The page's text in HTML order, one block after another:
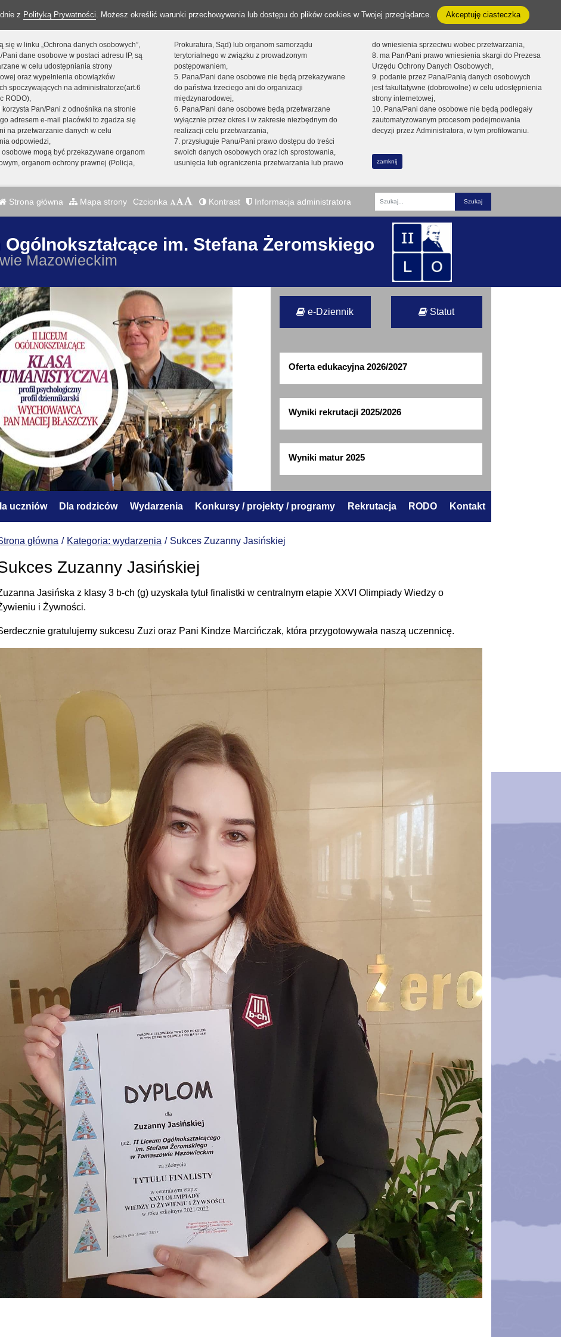
z Polityką Prywatności. Możesz określić warunki przechowywania lub dostępu do plików cookies w Twojej przeglądarce. Akceptuję ciasteczka
się w linku „Ochrona danych osobowych”,
Pani dane osobowe w postaci adresu IP, są
w celu udostępniania strony
oraz wypełnienia obowiązków
spoczywających na administratorze(art.6
RODO),
korzysta Pan/Pani z odnośnika na stronie
adresem e-mail placówki to zgadza się
na przetwarzanie danych w celu
odpowiedzi,
osobowe mogą być przekazywane organom
organom ochrony prawnej (Policja,
Prokuratura, Sąd) lub organom samorządu
terytorialnego w związku z prowadzonym
postępowaniem,
5. Pana/Pani dane osobowe nie będą przekazywane
do państwa trzeciego ani do organizacji
międzynarodowej,
6. Pana/Pani dane osobowe będą przetwarzane
wyłącznie przez okres i w zakresie niezbędnym do
realizacji celu przetwarzania,
7. przysługuje Panu/Pani prawo dostępu do treści
swoich danych osobowych oraz ich sprostowania,
usunięcia lub ograniczenia przetwarzania lub prawo
do wniesienia sprzeciwu wobec przetwarzania,
8. ma Pan/Pani prawo wniesienia skargi do Prezesa
Urzędu Ochrony Danych Osobowych,
9. podanie przez Pana/Panią danych osobowych
jest fakultatywne (dobrowolne) w celu udostępnienia
strony internetowej,
10. Pana/Pani dane osobowe nie będą podlegały
zautomatyzowanym procesom podejmowania
decyzji przez Administratora, w tym profilowaniu.
zamknij
Strona główna Mapa strony Czcionka Kontrast Informacja administratora
Fraza
Ogólnokształcące im. Stefana Żeromskiego
Mazowieckim
e-Dziennik Statut
Oferta edukacyjna 2026/2027
Wyniki rekrutacji 2025/2026
Wyniki matur 2025
uczniów Dla rodziców Wydarzenia Konkursy / projekty / programy Rekrutacja RODO Kontakt
główna Kategoria: wydarzenia Sukces Zuzanny Jasińskiej
Zuzanny Jasińskiej
Jasińska z klasy 3 b-ch (g) uzyskała tytuł finalistki w centralnym etapie XXVI Olimpiady Wiedzy o
i Żywności.
gratulujemy sukcesu Zuzi oraz Pani Kindze Marcińczak, która przygotowywała naszą uczennicę.